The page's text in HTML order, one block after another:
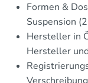
Formen &
Suspension
Hersteller in
Hersteller